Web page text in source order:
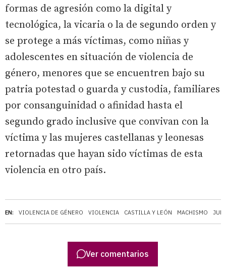
EN: VIOLENCIA DE GÉNERO VIOLENCIA CASTILLA Y LEÓN MACHISMO
formas de agresión como la digital y
tecnológica, la vicaria o la de segundo orden y
se protege a más víctimas, como niñas y
adolescentes en situación de violencia de
género, menores que se encuentren bajo su
patria potestad o guarda y custodia, familiares
por consanguinidad o afinidad hasta el
segundo grado inclusive que convivan con la
víctima y las mujeres castellanas y leonesas
retornadas que hayan sido víctimas de esta
violencia en otro país.
Ver comentarios